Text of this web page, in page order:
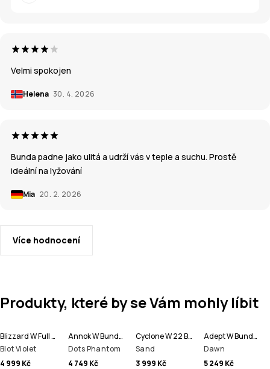
Velmi spokojen
Helena 30. 4. 2026
Bunda padne jako ulitá a udrží vás v teple a suchu. Prostě
ideální na lyžování
Mia 20. 2. 2026
Více hodnocení
Produkty, které by se Vám mohly líbit
Blizzard W Full Zip Bunda na Snowboard Dámské
Blot Violet
4 999 Kč
Annok W Bunda na Snowboard Dámské
Dots Phantom
4 749 Kč
Cyclone W 22 Bunda na Snowboard Dámské
Sand
3 999 Kč
Adept W Bunda na Snowboard Dámské
Dawn
5 249 Kč